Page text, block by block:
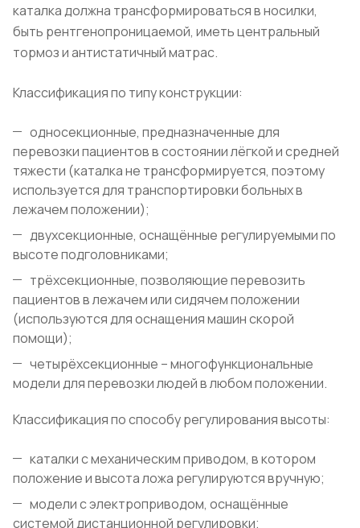
каталка должна трансформироваться в носилки,
быть рентгенопроницаемой, иметь центральный
тормоз и антистатичный матрас.
Классификация по типу конструкции:
односекционные, предназначенные для
перевозки пациентов в состоянии лёгкой и средней
тяжести (каталка не трансформируется, поэтому
используется для транспортировки больных в
лежачем положении);
двухсекционные, оснащённые регулируемыми по
высоте подголовниками;
трёхсекционные, позволяющие перевозить
пациентов в лежачем или сидячем положении
(используются для оснащения машин скорой
помощи);
четырёхсекционные – многофункциональные
модели для перевозки людей в любом положении.
Классификация по способу регулирования высоты:
каталки с механическим приводом, в котором
положение и высота ложа регулируются вручную;
модели с электроприводом, оснащённые
системой дистанционной регулировки;